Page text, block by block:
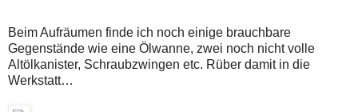
Beim Aufräumen finde ich noch einige brauchbare
Gegenstände wie eine Ölwanne, zwei noch nicht volle
Altölkanister, Schraubzwingen etc. Rüber damit in die
Werkstatt…